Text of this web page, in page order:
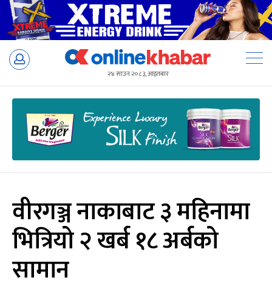
Skip
२४ साउन २०८३, आइतबार
वीरगञ्ज नाकाबाट ३ महिनामा
भित्रियो २ खर्ब १८ अर्बको
सामान